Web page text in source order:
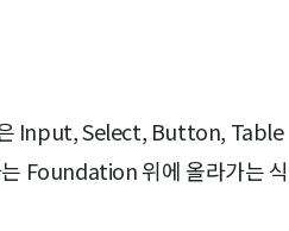
은 Input, Select, Button, Table
Foundation 위에 올라가는 식